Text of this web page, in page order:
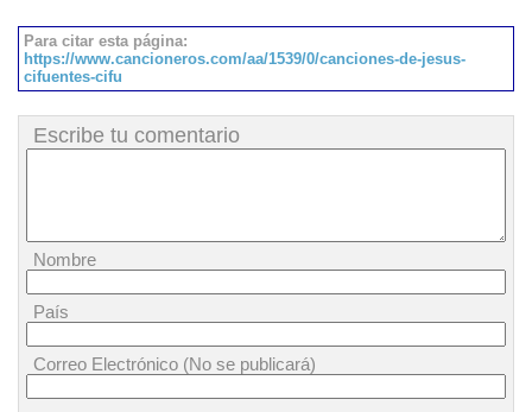
Para citar esta página:
https://www.cancioneros.com/aa/1539/0/canciones-de-jesus-
cifuentes-cifu
Escribe tu comentario
Nombre
País
Correo Electrónico (No se publicará)